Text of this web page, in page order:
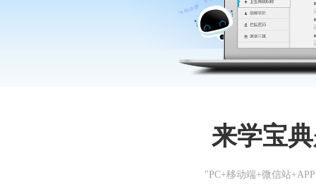
来学宝
"PC+移动端+微信站